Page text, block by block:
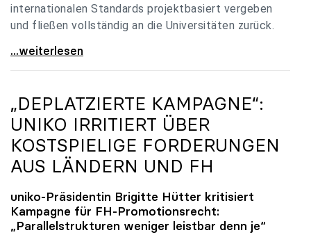
internationalen Standards projektbasiert vergeben
und fließen vollständig an die Universitäten zurück.
Gemeinsam für einen starken Wissenschafts- und
...weiterlesen
„DEPLATZIERTE KAMPAGNE“:
UNIKO IRRITIERT ÜBER
KOSTSPIELIGE FORDERUNGEN
AUS LÄNDERN UND FH
uniko-Präsidentin Brigitte Hütter kritisiert
Kampagne für FH-Promotionsrecht:
„Parallelstrukturen weniger leistbar denn je“